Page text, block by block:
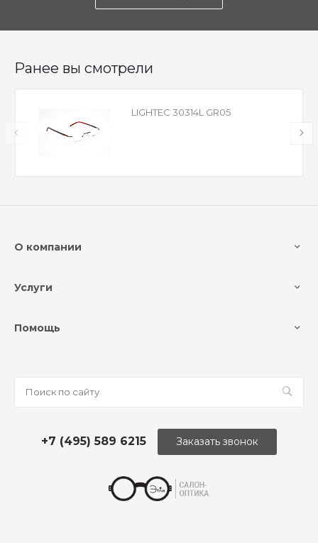
Ранее вы смотрели
LIGHTEC 30314L GR05
О компании
Услуги
Помощь
+7 (495) 589 6215 Заказать звонок